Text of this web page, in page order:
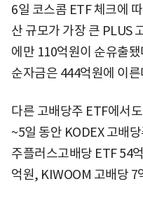
6일 코스콤 ETF 체크에
산 규모가 가장 큰 PLUS
에만 110억원이 순유출
순자금은 444억원에 이른
다른 고배당주 ETF에서
~5일 동안 KODEX 고배
주플러스고배당 ETF 54
억원, KIWOOM 고배당 7